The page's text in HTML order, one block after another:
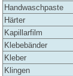
Handwaschpaste
Härter
Kapillarfilm
Klebebänder
Kleber
Klingen